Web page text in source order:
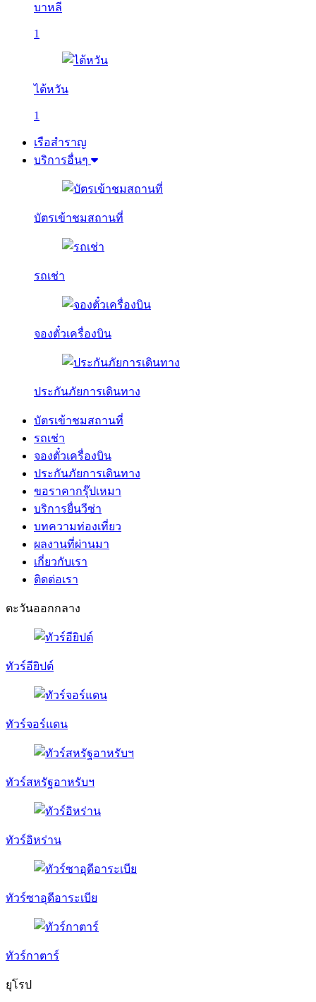
บาหลี
1
ไต้หวัน
1
เรือสำราญ
บริการอื่นๆ
บัตรเข้าชมสถานที่
รถเช่า
จองตั๋วเครื่องบิน
ประกันภัยการเดินทาง
บัตรเข้าชมสถานที่
รถเช่า
จองตั๋วเครื่องบิน
ประกันภัยการเดินทาง
ขอราคากรุ๊ปเหมา
บริการยื่นวีซ่า
บทความท่องเที่ยว
ผลงานที่ผ่านมา
เกี่ยวกับเรา
ติดต่อเรา
ตะวันออกกลาง
ทัวร์อียิปต์
ทัวร์จอร์แดน
ทัวร์สหรัฐอาหรับฯ
ทัวร์อิหร่าน
ทัวร์ซาอุดีอาระเบีย
ทัวร์กาตาร์
ยุโรป